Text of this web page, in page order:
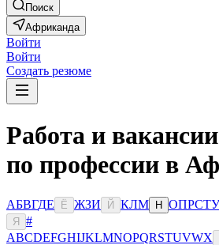
Поиск
Африканда
Войти
Войти
Создать резюме
Работа и вакансии
по профессии в
АБВГДЕ Ё ЖЗИ Й КЛМ Н ОПРСТУ
Я
#
ABCDEFGHIJKLMNOPQRSTUVWX